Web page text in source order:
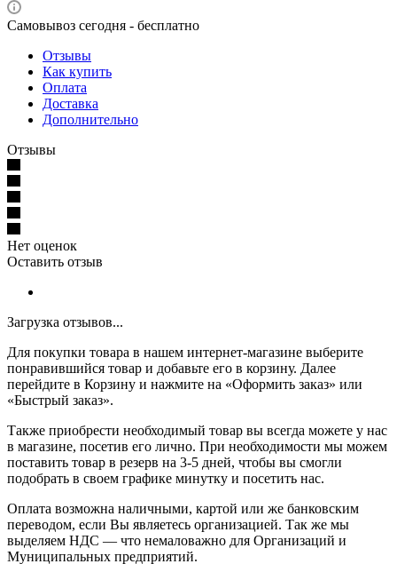
Самовывоз сегодня - бесплатно
Отзывы
Как купить
Оплата
Доставка
Дополнительно
Отзывы
Нет оценок
Оставить отзыв
Загрузка отзывов...
Для покупки товара в нашем интернет-магазине выберите
понравившийся товар и добавьте его в корзину. Далее
перейдите в Корзину и нажмите на «Оформить заказ» или
«Быстрый заказ».
Также приобрести необходимый товар вы всегда можете у нас
в магазине, посетив его лично. При необходимости мы можем
поставить товар в резерв на 3-5 дней, чтобы вы смогли
подобрать в своем графике минутку и посетить нас.
Оплата возможна наличными, картой или же банковским
переводом, если Вы являетесь организацией. Так же мы
выделяем НДС — что немаловажно для Организаций и
Муниципальных предприятий.